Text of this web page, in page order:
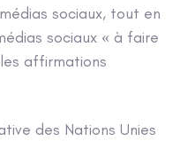
sociaux, tout en
sociaux « à faire
affirmations
des Nations Unies